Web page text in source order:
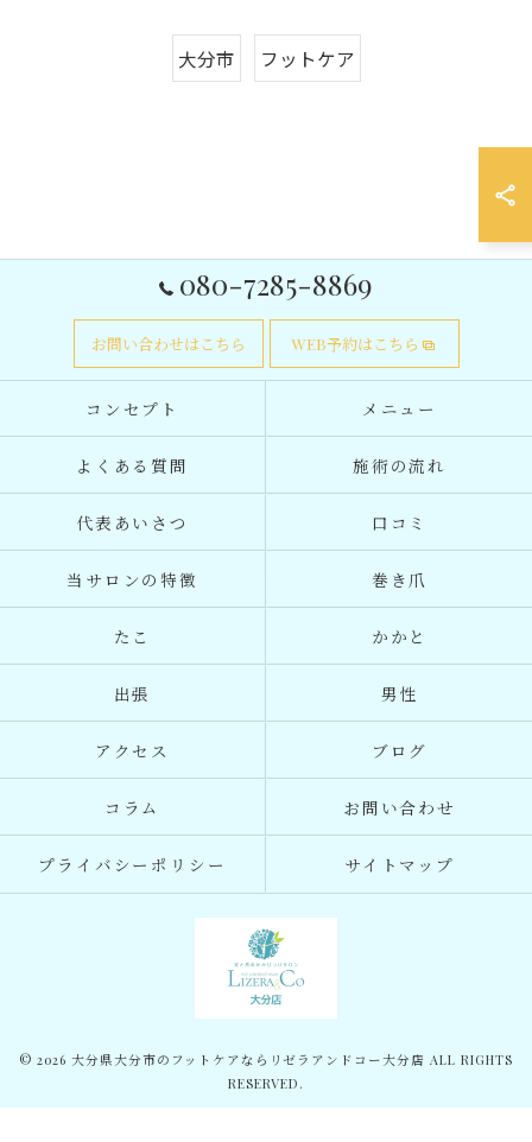
大分市 フットケア
080-7285-8869
お問い合わせはこちら WEB予約はこちら
コンセプト メニュー
よくある質問 施術の流れ
代表あいさつ 口コミ
当サロンの特徴 巻き爪
たこ かかと
出張 男性
アクセス ブログ
コラム お問い合わせ
プライバシーポリシー サイトマップ
© 2026 大分県大分市のフットケアならリゼラアンドコー大分店 ALL RIGHTS
RESERVED.